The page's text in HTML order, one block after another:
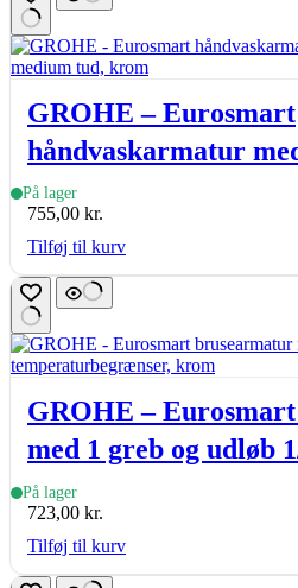
GROHE – Eurosmart
håndvaskarmatur
og medium tud, krom
På lager
755,00 kr.
Tilføj til kurv
GROHE –
med 1 greb og udløb
temperaturbegrænser,
På lager
723,00 kr.
Tilføj til kurv